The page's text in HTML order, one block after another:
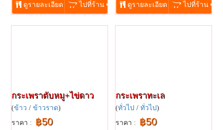
ดูรายละเอียด ไปที่ร้าน ดูรายละเอียด ไปที่ร้าน
กระเพราตับหมู+ไข่ดาว
(ข้าว / ข้าวราด)
ราคา : ฿50
กระเพราทะเล
(ทั่วไป / ทั่วไป)
ราคา : ฿50